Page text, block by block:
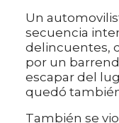
Un
secuencia
delincuentes,
por un
escapar del
quedó
También se